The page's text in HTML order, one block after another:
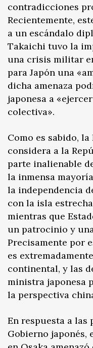
contradicciones
Recientemente,
a un escándalo
Takaichi tuvo la
una crisis militar
para Japón una
dicha amenaza
japonesa a
colectiva».
Como es sabido,
considera a la
parte inalienable
la inmensa
la independencia
con la isla
mientras que
un patrocinio y
Precisamente por
es
continental, y las
ministra japonesa
la perspectiva
En respuesta a las
Gobierno japonés,